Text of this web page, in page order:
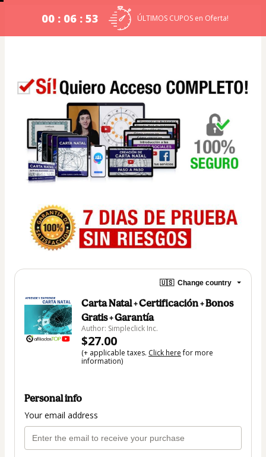
00 : 06 : 52 ÚLTIMOS CUPOS en Oferta!
🇺🇸 Change country
Carta Natal + Certificación + Bonos
Gratis + Garantía
Author: Simpleclick Inc.
$27.00
(+ applicable taxes. Click herefor more
information)
Personal info
Your email address